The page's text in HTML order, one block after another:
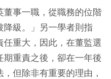
事一職，從職務的位階
級。」另一學者則指
重大，因此，在董監選
重責之後，卻在一年後
但除非有重要的理由，